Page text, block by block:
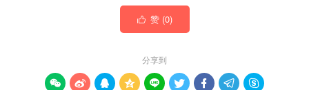
 赞 (0)
分享到
        